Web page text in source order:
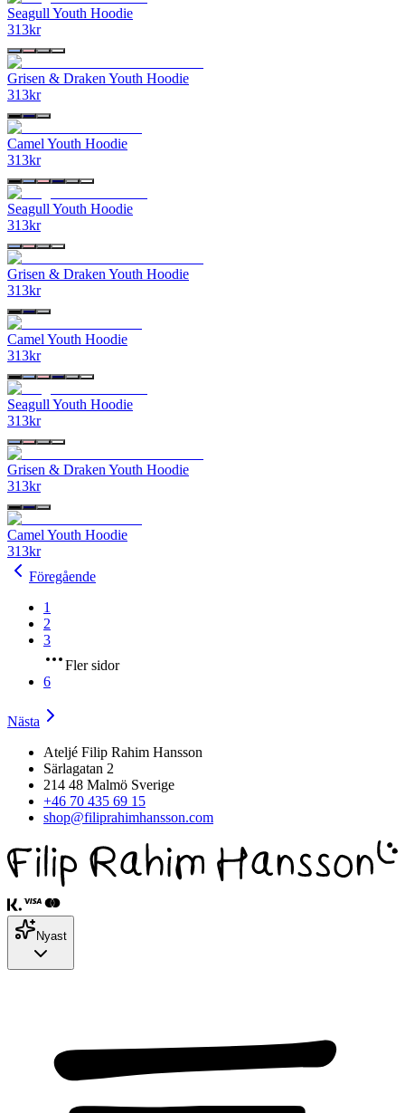
Seagull Youth Hoodie
313kr
Grisen & Draken Youth Hoodie
313kr
Camel Youth Hoodie
313kr
Seagull Youth Hoodie
313kr
Grisen & Draken Youth Hoodie
313kr
Camel Youth Hoodie
313kr
Seagull Youth Hoodie
313kr
Grisen & Draken Youth Hoodie
313kr
Camel Youth Hoodie
313kr
Föregående
1
2
3
Fler sidor
6
Nästa
Ateljé Filip Rahim Hansson
Särlagatan 2
214 48 Malmö Sverige
+46 70 435 69 15
shop@filiprahimhansson.com
Nyast